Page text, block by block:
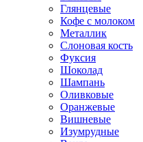
Глянцевые
Кофе с молоком
Металлик
Слоновая кость
Фуксия
Шоколад
Шампань
Оливковые
Оранжевые
Вишневые
Изумрудные